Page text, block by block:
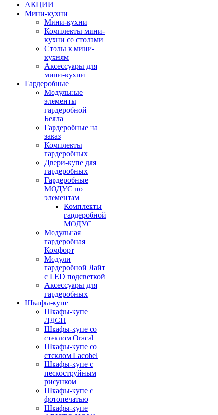
АКЦИИ
Мини-кухни
Мини-кухни
Комплекты мини-
кухни со столами
Столы к мини-
кухням
Аксессуары для
мини-кухни
Гардеробные
Модульные
элементы
гардеробной
Белла
Гардеробные на
заказ
Комплекты
гардеробных
Двери-купе для
гардеробных
Гардеробные
МОДУС по
элементам
Комплекты
гардеробной
МОДУС
Модульная
гардеробная
Комфорт
Модули
гардеробной Лайт
с LED подсветкой
Аксессуары для
гардеробных
Шкафы-купе
Шкафы-купе
ЛДСП
Шкафы-купе со
стеклом Oracal
Шкафы-купе со
стеклом Lacobel
Шкафы-купе с
пескоструйным
рисунком
Шкафы-купе с
фотопечатью
Шкафы-купе